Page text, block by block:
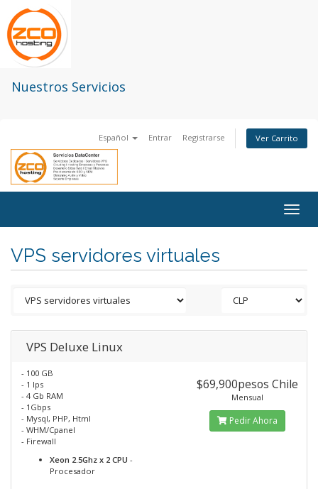
Nuestros Servicios
Español Entrar Registrarse Ver Carrito
VPS servidores virtuales
VPS Deluxe Linux
- 100 GB
- 1 Ips
- 4 Gb RAM
- 1Gbps
- Mysql, PHP, Html
- WHM/Cpanel
- Firewall
Xeon 2.5Ghz x 2 CPU -
Procesador
$69,900pesos Chile
Mensual
Pedir Ahora